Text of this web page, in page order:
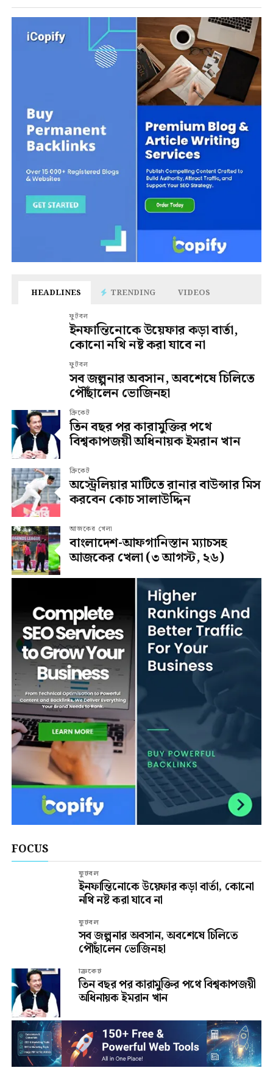
HEADLINES TRENDING VIDEOS
ফুটবল
ইনফান্তিনোকে উয়েফার কড়া বার্তা,
কোনো নথি নষ্ট করা যাবে না
ফুটবল
সব জল্পনার অবসান, অবশেষে চিলিতে
পৌঁছালেন ভোজিনহা
ক্রিকেট
তিন বছর পর কারামুক্তির পথে
বিশ্বকাপজয়ী অধিনায়ক ইমরান খান
ক্রিকেট
অস্ট্রেলিয়ার মাটিতে রানার বাউন্সার মিস
করবেন কোচ সালাউদ্দিন
আজকের খেলা
বাংলাদেশ-আফগানিস্তান ম্যাচসহ
আজকের খেলা (৩ আগস্ট, ২৬)
FOCUS
ফুটবল
ইনফান্তিনোকে উয়েফার কড়া বার্তা, কোনো
নথি নষ্ট করা যাবে না
ফুটবল
সব জল্পনার অবসান, অবশেষে চিলিতে
পৌঁছালেন ভোজিনহা
ক্রিকেট
তিন বছর পর কারামুক্তির পথে বিশ্বকাপজয়ী
অধিনায়ক ইমরান খান